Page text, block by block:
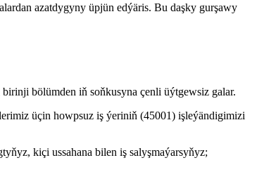
azatdygyny üpjün edýäris. Bu daşky gurşawy
bölümden iň soňkusyna çenli üýtgewsiz galar.
üçin howpsuz iş ýeriniň (45001) işleýändigimizi
kiçi ussahana bilen iş salyşmaýarsyňyz;